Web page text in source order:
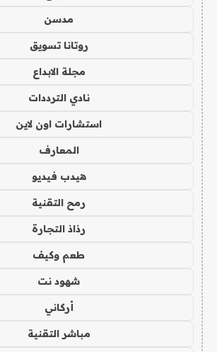
مدسن
روتانا تسويق
مجلة الابداع
نادي الترددات
استشارات اون لاين
المعارف
هيدب فيديو
رمح التقنية
رذاذ التجارة
طعم وكيف
شهود نت
أركاني
مباشر التقنية